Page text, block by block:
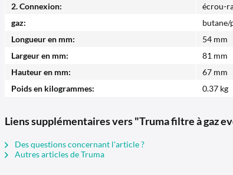
2. Connexion:
écrou-
gaz:
butane/
Longueur en mm:
54 mm
Largeur en mm:
81 mm
Hauteur en mm:
67 mm
Poids en kilogrammes:
0.37 kg
Liens supplémentaires vers "Truma filtre à gaz
Des questions concernant l'article ?
Autres articles de Truma